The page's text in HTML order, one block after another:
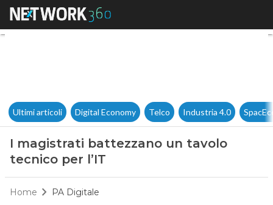
I magistrati battezzano un
Ultimi articoli Digital Economy Telco Industria 4.0
I magistrati battezzano un tavolo
tecnico per l’IT
Home PA Digitale